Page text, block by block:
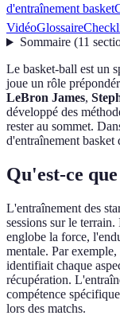
d'entraînement basket
VidéoGlossaire
Sommaire(11
Le basket-ball est un
joue un rôle
LeBron James,
développé des
rester au sommet.
d'entraînement
Qu'est-ce
L'entraînement des
sessions sur le
englobe la force,
mentale. Par exemple,
identifiait chaque
récupération.
compétence
lors des matchs.